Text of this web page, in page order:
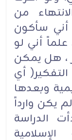
من
أني سأكون
أني لو
، هل يمكن
أي
وبعدها
يكن وارداً
الدراسة